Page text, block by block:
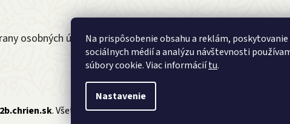
Na prispôsobenie obsahu a reklám,
sociálnych médií a analýzu návštevnosti
súbory cookie. Viac informáciítu.
Nastavenie
osobných údajov Obchodné podmienky
. Všetky práva vyhradené.Upraviť nastavenie cookies